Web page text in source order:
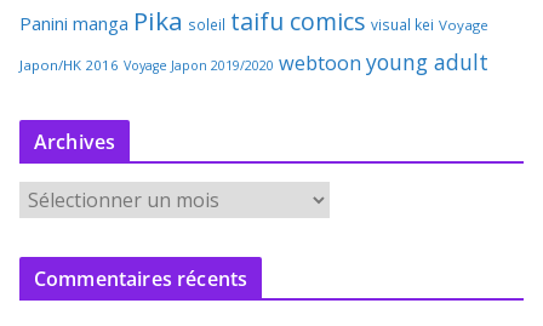
Panini manga Pika soleil taifu comics visual kei Voyage
Japon/HK 2016 Voyage Japon 2019/2020 webtoon young adult
Archives
c
Commentaires récents